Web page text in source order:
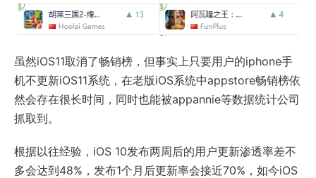
虽然iOS11取消了畅销榜，但事实上只要用户的iphone手
机不更新iOS11系统，在老版iOS系统中appstore畅销榜依
然会存在很长时间，同时也能被appannie等数据统计公司
抓取到。
根据以往经验，iOS 10发布两周后的用户更新渗透率差不
多会达到48%，发布1个月后更新率会接近70%，如今iOS